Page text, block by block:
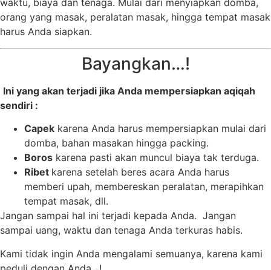
waktu, biaya dan tenaga. Mulai dari menyiapkan domba,
orang yang masak, peralatan masak, hingga tempat masak
harus Anda siapkan.
Bayangkan…!
Ini yang akan terjadi jika Anda mempersiapkan aqiqah
sendiri :
Capek karena Anda harus mempersiapkan mulai dari
domba, bahan masakan hingga packing.
Boros karena pasti akan muncul biaya tak terduga.
Ribet karena setelah beres acara Anda harus
memberi upah, membereskan peralatan, merapihkan
tempat masak, dll.
Jangan sampai hal ini terjadi kepada Anda. Jangan
sampai uang, waktu dan tenaga Anda terkuras habis.
Kami tidak ingin Anda mengalami semuanya, karena kami